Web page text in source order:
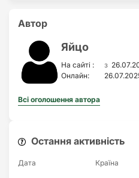
Автор
Яйцо
На сайті : з
Онлайн:
Всі оголошення автора
Остання активність
Дата Країна